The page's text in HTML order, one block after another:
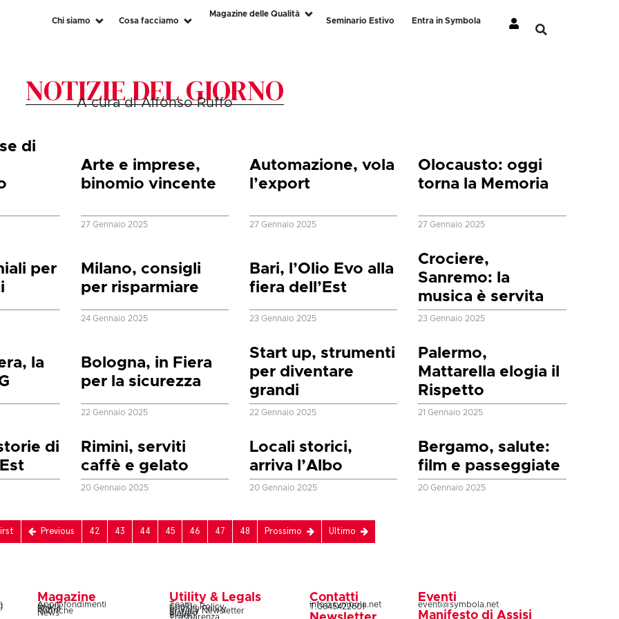
Chi siamo Cosa facciamo
Magazine delle Qualità
Seminario Estivo
Entra in Symbola
NOTIZIE DEL GIORNO
A cura di Alfonso Ruffo
di
Arte e imprese,
binomio vincente
27 Gennaio 2025
Automazione, vola
l’export
27 Gennaio 2025
Olocausto: oggi
torna la Memoria
27 Gennaio 2025
per
Milano, consigli
per risparmiare
24 Gennaio 2025
Bari, l’Olio Evo alla
fiera dell’Est
23 Gennaio 2025
Crociere,
Sanremo: la
musica è servita
23 Gennaio 2025
la
Bologna, in Fiera
per la sicurezza
22 Gennaio 2025
Start up, strumenti
per diventare
grandi
22 Gennaio 2025
Palermo,
Mattarella elogia il
Rispetto
21 Gennaio 2025
di
Rimini, serviti
caffè e gelato
20 Gennaio 2025
Locali storici,
arriva l’Albo
20 Gennaio 2025
Bergamo, salute:
film e passeggiate
20 Gennaio 2025
Previous 42 43 44 45 46 47 48 Prossimo Ultimo
Magazine
Approfondimenti
Snack
Storie
Rubriche
News
Utility & Legals
Team
Cookie Policy
Privacy Policy
Privacy Newsletter
Statuto
Bilanci
Trasparenza
Contatti
info@symbola.net
T.0645422601
Eventi
eventi@symbola.net
Manifesto di Assisi